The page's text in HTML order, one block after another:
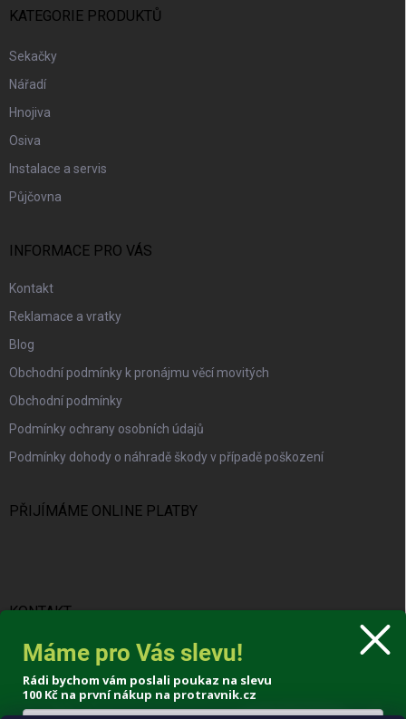
KATEGORIE PRODUKTŮ
Sekačky
Nářadí
Hnojiva
Osiva
Instalace a servis
Půjčovna
INFORMACE PRO VÁS
Kontakt
Reklamace a vratky
Blog
Obchodní podmínky k pronájmu věcí movitých
Obchodní podmínky
Podmínky ochrany osobních údajů
Podmínky dohody o náhradě škody v případě poškození
PŘIJÍMÁME ONLINE PLATBY
KONTAKT
info@protravnik.cz
+420 724 308 341
Máme pro Vás slevu!
Rádi bychom vám poslali poukaz na slevu
100 Kč na první nákup na protravnik.cz